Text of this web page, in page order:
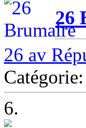
26
26 av
6.